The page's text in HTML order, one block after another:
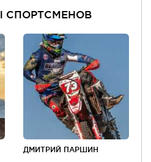
СПОРТСМЕНОВ
ДМИТРИЙ ПАРШИН